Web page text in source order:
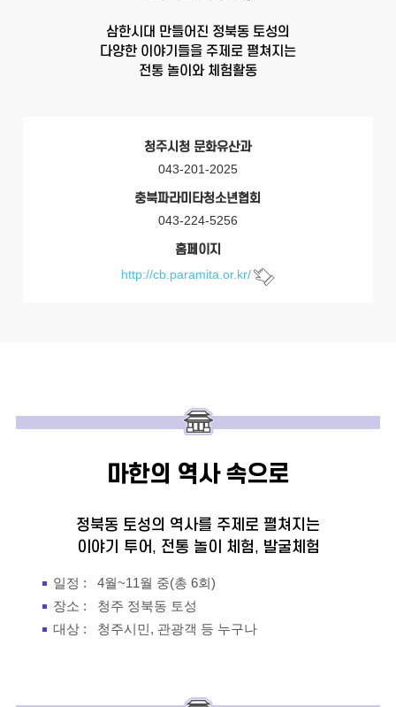
삼한시대 만들어진 정북동 토성의
다양한 이야기들을 주제로 펼쳐지는
전통 놀이와 체험활동
청주시청 문화유산과
043-201-2025
충북파라미타청소년협회
043-224-5256
홈페이지
http://cb.paramita.or.kr/
마한의 역사 속으로
정북동 토성의 역사를 주제로 펼쳐지는
이야기 투어, 전통 놀이 체험, 발굴체험
일정 :
4월~11월 중(총 6회)
장소 :
청주 정북동 토성
대상 :
청주시민, 관광객 등 누구나